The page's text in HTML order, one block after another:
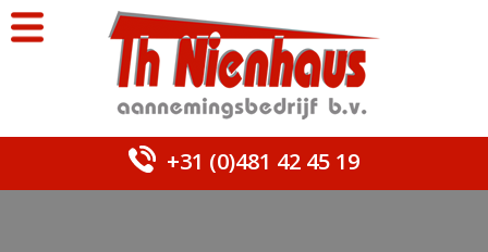
+31 (0)481 42 45 19